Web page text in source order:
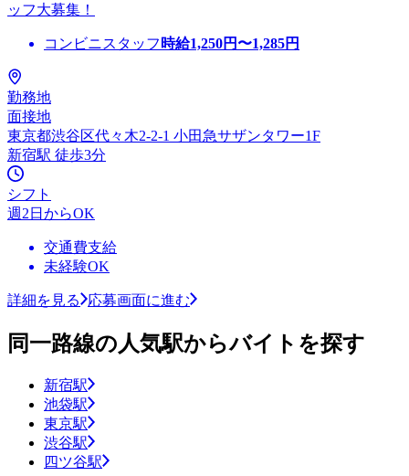
ッフ大募集！
コンビニスタッフ 時給1,250円〜1,285円
勤務地
面接地
東京都渋谷区代々木2-2-1 小田急サザンタワー1F
新宿駅 徒歩3分
シフト
週2日からOK
交通費支給
未経験OK
詳細を見る 応募画面に進む
同一路線の人気駅からバイトを探す
新宿駅
池袋駅
東京駅
渋谷駅
四ツ谷駅